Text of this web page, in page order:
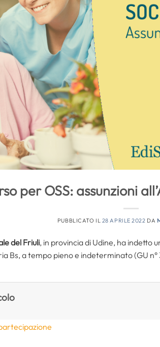
per OSS: assunzioni
PUBBLICATO IL 28 APRILE 2022 DA
del Friuli, in provincia di Udine, ha indetto
Bs, a tempo pieno e indeterminato (GU